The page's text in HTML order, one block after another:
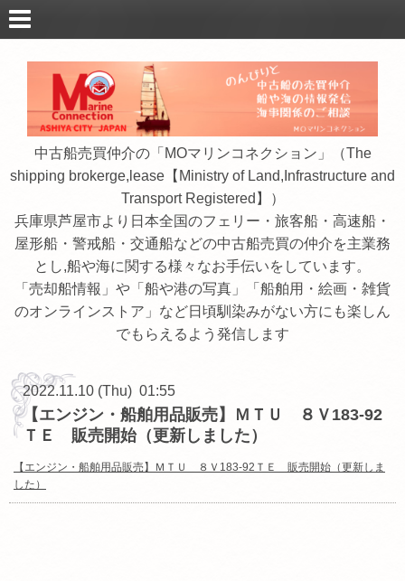
中古船売買仲介の「MOマリンコネクション」（The
shipping brokerge,lease【Ministry of Land,Infrastructure and
Transport Registered】）
兵庫県芦屋市より日本全国のフェリー・旅客船・高速船・
屋形船・警戒船・交通船などの中古船売買の仲介を主業務
とし,船や海に関する様々なお手伝いをしています。
「売却船情報」や「船や港の写真」「船舶用・絵画・雑貨
のオンラインストア」など日頃馴染みがない方にも楽しん
でもらえるよう発信します
2022.11.10 (Thu) 01:55
【エンジン・船舶用品販売】ＭＴＵ ８Ｖ183-92
ＴＥ 販売開始（更新しました）
【エンジン・船舶用品販売】ＭＴＵ ８Ｖ183-92ＴＥ 販売開始（更新しま
した）